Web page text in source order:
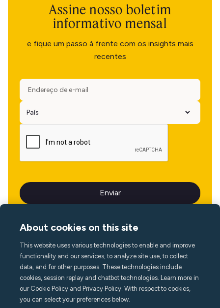
Assine nosso boletim
informativo mensal
e fique um passo à frente com os insights mais
recentes
Idioma
About cookies on this site
This website uses various technologies to enable and improve
functionality and our services, to analyze site use, to collect
data, and for other purposes. These technologies include
cookies, session replay and chatbot technologies. Learn more in
our Cookie Policy and Privacy Policy. With respect to cookies,
you can select your preferences below.